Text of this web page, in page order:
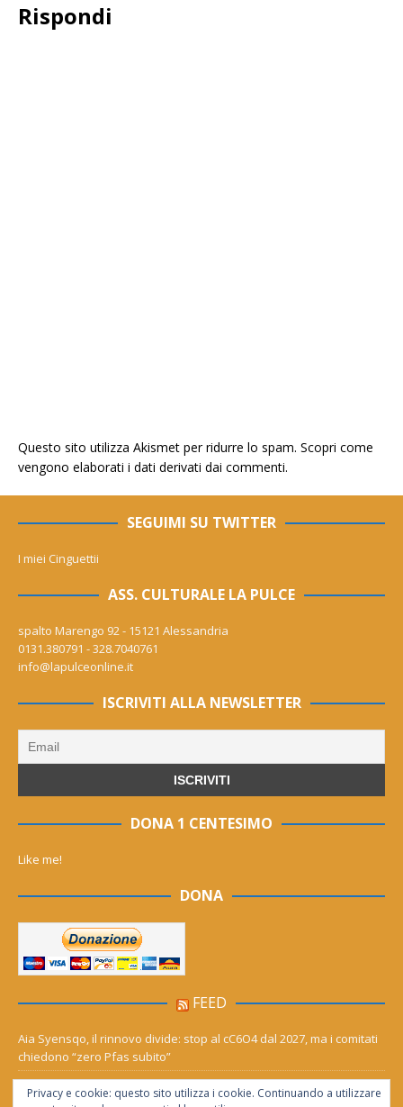
Rispondi
Questo sito utilizza Akismet per ridurre lo spam. Scopri come
vengono elaborati i dati derivati dai commenti.
SEGUIMI SU TWITTER
I miei Cinguettii
ASS. CULTURALE LA PULCE
spalto Marengo 92 - 15121 Alessandria
0131.380791 - 328.7040761
info@lapulceonline.it
ISCRIVITI ALLA NEWSLETTER
DONA 1 CENTESIMO
Like me!
DONA
FEED
Aia Syensqo, il rinnovo divide: stop al cC6O4 dal 2027, ma i comitati
chiedono “zero Pfas subito”
Derthona ripescato in serie D: Grigi, Valenzana e Leoncelli ne
girone A
Privacy e cookie: questo sito utilizza i cookie. Continuando a utilizzare